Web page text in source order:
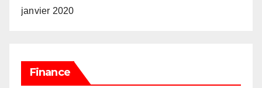
janvier 2020
Finance